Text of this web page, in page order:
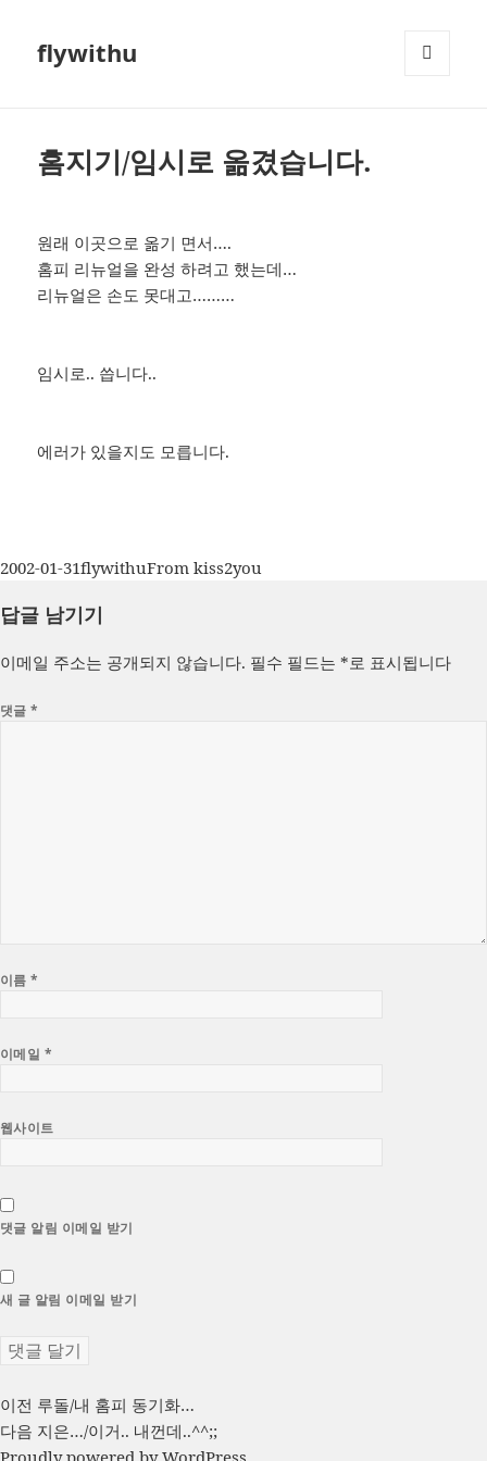
flywithu
홈지기/임시로 옮겼습니다.
원래 이곳으로 옮기 면서….
홈피 리뉴얼을 완성 하려고 했는데…
리뉴얼은 손도 못대고………
임시로.. 씁니다..
에러가 있을지도 모릅니다.
작
일
2002-01-31글
이
flywithu카
From kiss2you
답글 남기기
이메일 주소는 공개되지 않습니다. 필수 필드는 *로 표시됩니다
댓글*
이름*
이메일 *
웹사이트
댓글 알림 이메일 받기
새 글 알림 이메일 받기
글
탐
이전 이
전
글:
루돌/내 홈피 동기화…
다음 다
음
지은…/이거.. 내껀데..^^;;
Proudly powered by WordPress